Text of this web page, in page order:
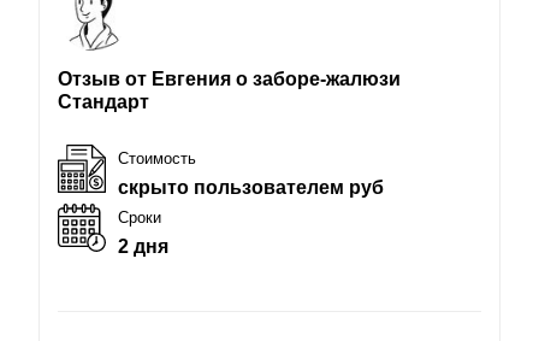
Отзыв от Евгения о заборе-жалюзи
Стандарт
Стоимость
скрыто пользователем руб
Сроки
2 дня